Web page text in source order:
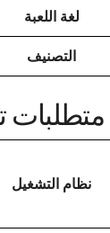
لغة اللعبة
التصنيف
متطلبات تشغيل
نظام التشغيل